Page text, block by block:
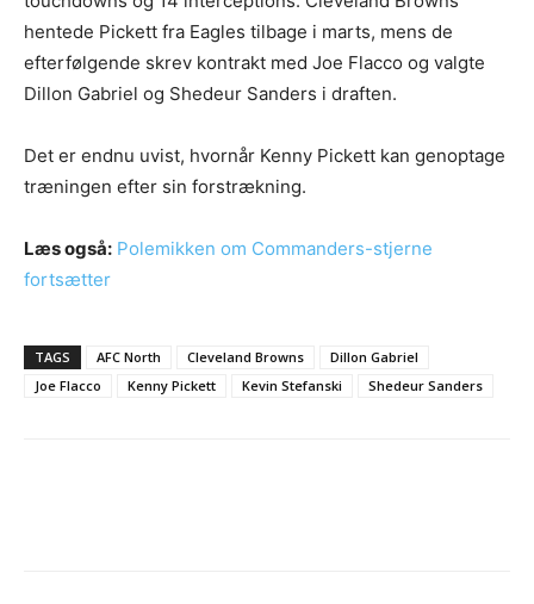
hentede Pickett fra Eagles tilbage i marts, mens de
efterfølgende skrev kontrakt med Joe Flacco og valgte
Dillon Gabriel og Shedeur Sanders i draften.
Det er endnu uvist, hvornår Kenny Pickett kan genoptage
træningen efter sin forstrækning.
Læs også: Polemikken om Commanders-stjerne
fortsætter
TAGS AFC North Cleveland Browns
Dillon Gabriel
Joe Flacco
Kenny Pickett Kevin Stefanski Shedeur Sanders